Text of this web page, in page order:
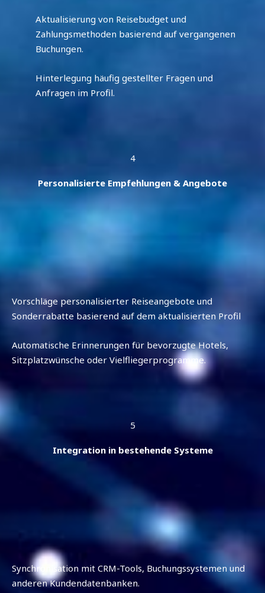
Aktualisierung von Reisebudget und
Zahlungsmethoden basierend auf vergangenen
Buchungen.
Hinterlegung häufig gestellter Fragen und
Anfragen im Profil.
4
Personalisierte Empfehlungen & Angebote
Vorschläge personalisierter Reiseangebote und
Sonderrabatte basierend auf dem aktualisierten Profil
Automatische Erinnerungen für bevorzugte Hotels,
Sitzplatzwünsche oder Vielfliegerprogramme.
5
Integration in bestehende Systeme
Synchronisation mit CRM-Tools, Buchungssystemen und
anderen Kundendatenbanken.